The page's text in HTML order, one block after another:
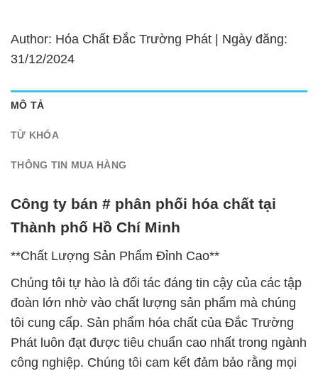
Author: Hóa Chất Đắc Trường Phát | Ngày đăng:
31/12/2024
MÔ TẢ
TỪ KHÓA
THÔNG TIN MUA HÀNG
Công ty bán # phân phối hóa chất tại
Thành phố Hồ Chí Minh
**Chất Lượng Sản Phẩm Đỉnh Cao**
Chúng tôi tự hào là đối tác đáng tin cậy của các tập
đoàn lớn nhờ vào chất lượng sản phẩm mà chúng
tôi cung cấp. Sản phẩm hóa chất của Đắc Trường
Phát luôn đạt được tiêu chuẩn cao nhất trong ngành
công nghiệp. Chúng tôi cam kết đảm bảo rằng mọi